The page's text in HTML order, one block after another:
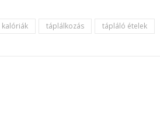
kalóriák táplálkozás tápláló ételek